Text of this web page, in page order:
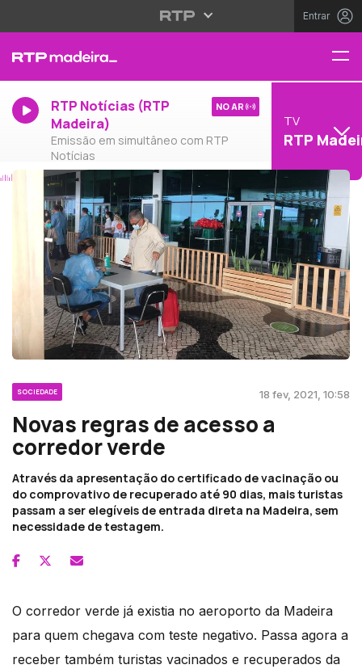
Entrar
RTP Notícias (RTP
Madeira)
Emissão em simultâneo com RTP
Notícias
NO AR
TV
RTP
SOCIEDADE 18 fev, 2021, 10:58
Novas regras de acesso a
corredor verde
Através da apresentação do certificado de vacinação ou
do comprovativo de recuperado até 90 dias, mais turistas
passam a ser elegíveis de entrada direta na Madeira, sem
necessidade de testagem.
O corredor verde já existia no aeroporto da Madeira
para quem chegava com teste negativo. Passa agora a
receber também turistas vacinados e recuperados da